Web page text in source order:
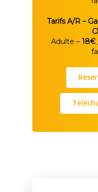
Tarifs A/R –
Adulte – 18€